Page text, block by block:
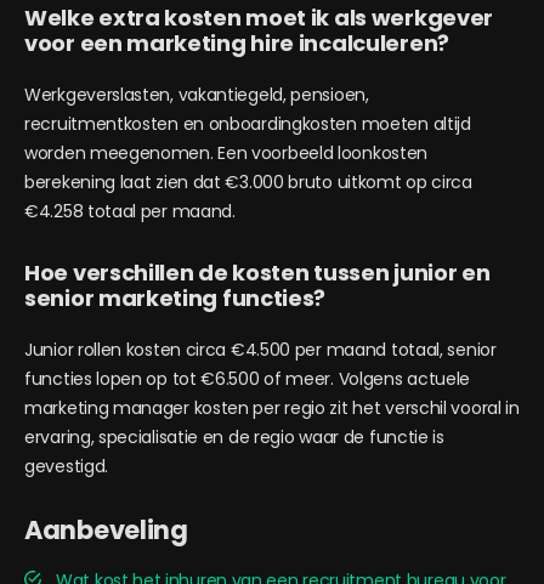
Welke extra kosten moet ik als werkgever
voor een marketing hire incalculeren?
Werkgeverslasten, vakantiegeld, pensioen,
recruitmentkosten en onboardingkosten moeten altijd
worden meegenomen. Een voorbeeld loonkosten
berekening laat zien dat €3.000 bruto uitkomt op circa
€4.258 totaal per maand.
Hoe verschillen de kosten tussen junior en
senior marketing functies?
Junior rollen kosten circa €4.500 per maand totaal, senior
functies lopen op tot €6.500 of meer. Volgens actuele
marketing manager kosten per regio zit het verschil vooral in
ervaring, specialisatie en de regio waar de functie is
gevestigd.
Aanbeveling